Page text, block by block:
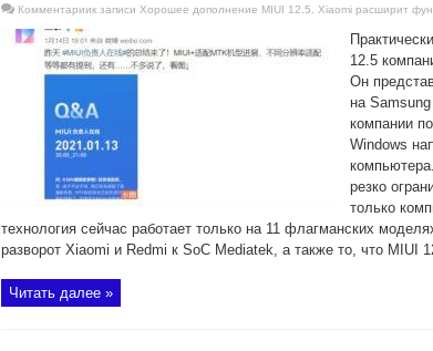
Комментариик записи Хорошее дополнение MIUI 12.5. Xiaomi расширит
12.5
Он
на
компании
Windows
резко
только
технология сейчас работает только на 11 флагманских
разворот Xiaomi и Redmi к SoC Mediatek, а также то, что MIUI
Читать далее »